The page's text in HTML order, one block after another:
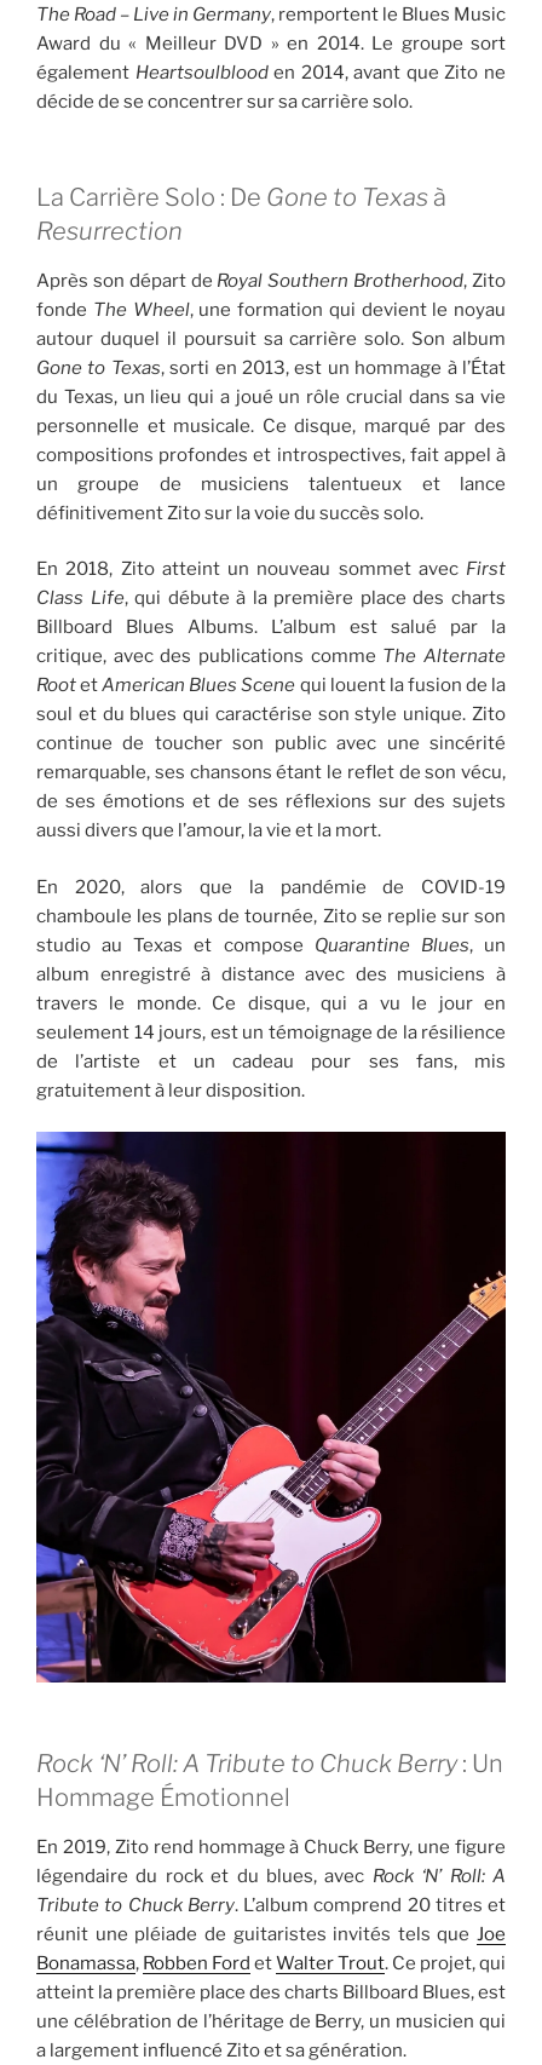
The Road – Live in Germany, remportent le Blues Music
Award du « Meilleur DVD » en 2014. Le groupe sort
également Heartsoulblooden 2014, avant que Zito ne
décide de se concentrer sur sa carrière solo.
La Carrière Solo : De Gone to Texas à
Resurrection
Après son départ de Royal Southern Brotherhood, Zito
fonde The Wheel, une formation qui devient le noyau
autour duquel il poursuit sa carrière solo. Son album
Gone to Texas, sorti en 2013, est un hommage à l’État
du Texas, un lieu qui a joué un rôle crucial dans sa vie
personnelle et musicale. Ce disque, marqué par des
compositions profondes et introspectives, fait appel à
un groupe de musiciens talentueux et lance
définitivement Zito sur la voie du succès solo.
En 2018, Zito atteint un nouveau sommet avec First
Class Life, qui débute à la première place des charts
Billboard Blues Albums. L’album est salué par la
critique, avec des publications comme The Alternate
RootetAmerican Blues Scene qui louent la fusion de la
soul et du blues qui caractérise son style unique. Zito
continue de toucher son public avec une sincérité
remarquable, ses chansons étant le reflet de son vécu,
de ses émotions et de ses réflexions sur des sujets
aussi divers que l’amour, la vie et la mort.
En 2020, alors que la pandémie de COVID-19
chamboule les plans de tournée, Zito se replie sur son
studio au Texas et compose Quarantine Blues, un
album enregistré à distance avec des musiciens à
travers le monde. Ce disque, qui a vu le jour en
seulement 14 jours, est un témoignage de la résilience
de l’artiste et un cadeau pour ses fans, mis
gratuitement à leur disposition.
Rock ‘N’ Roll: A Tribute to Chuck Berry: Un
Hommage Émotionnel
En 2019, Zito rend hommage à Chuck Berry, une figure
légendaire du rock et du blues, avec Rock ‘N’ Roll: A
Tribute to Chuck Berry. L’album comprend 20 titres et
réunit une pléiade de guitaristes invités tels que Joe
Bonamassa, Robben Ford etWalter Trout. Ce projet, qui
atteint la première place des charts Billboard Blues, est
une célébration de l’héritage de Berry, un musicien qui
a largement influencé Zito et sa génération.